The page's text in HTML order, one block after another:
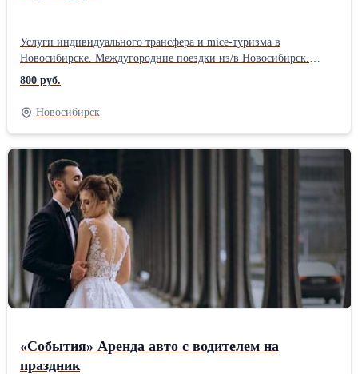
Услуги индивидуального трансфера и mice-туризма в
Новосибирске. Междугородние поездки из/в Новосибирск.
Встречи в аэропорту/вокзал. Возможна аренда микроавтобуса! _
автомобили комфорт- бизнес- премиум- классов _ ->
современные автомобили от официальных дилеров -> строгий
контроль технического состояния и обслуживания авто ->
безупречный внешний вид и блестящая чистота в салоне Добро
пожаловать в новое путешествие с «ROLLEN»!
800 руб.
Новосибирск
«События» Аренда авто с водителем на
праздник